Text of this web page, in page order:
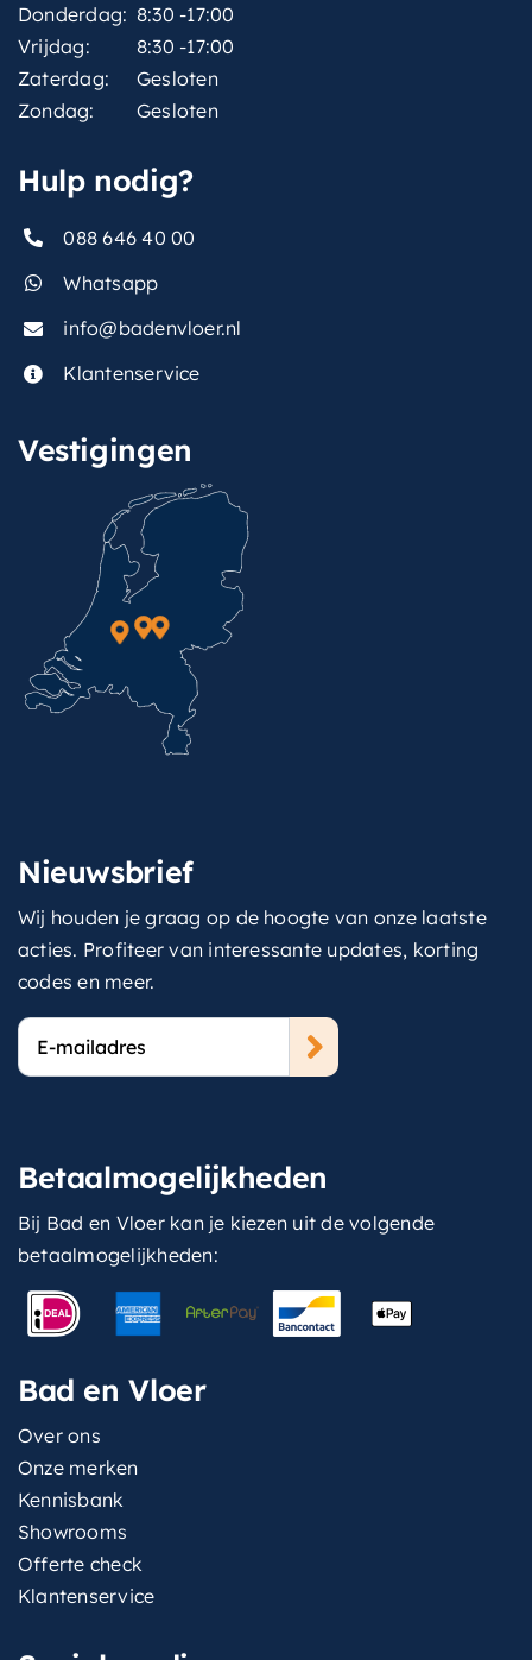
Donderdag: 8:30 -17:00
Vrijdag:
8:30 -17:00
Zaterdag:
Gesloten
Zondag:
Gesloten
Hulp nodig?
088 646 40 00
Whatsapp
info@badenvloer.nl
Klantenservice
Vestigingen
Nieuwsbrief
Wij houden je graag op de hoogte van onze laatste
acties. Profiteer van interessante updates, korting
codes en meer.
E-
mailadres
Betaalmogelijkheden
Bij Bad en Vloer kan je kiezen uit de volgende
betaalmogelijkheden:
Bad en Vloer
Over ons
Onze merken
Kennisbank
Showrooms
Offerte check
Klantenservice